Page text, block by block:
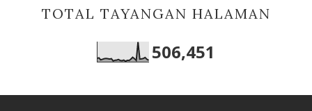
TOTAL TAYANGAN HALAMAN
506,451